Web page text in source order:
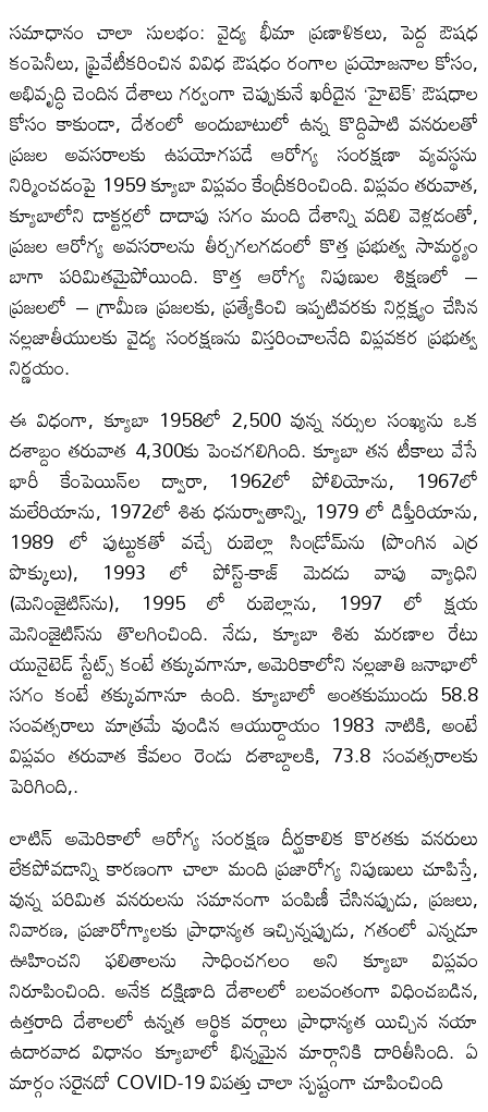
సమాధానం చాలా సులభం: వైద్య భీమా ప్రణాళికలు, పెద్ద ఔషధ
కంపెనీలు, ప్రైవేటీకరించిన వివిధ ఔషధం రంగాల ప్రయోజనాల కోసం,
అభివృద్ధి చెందిన దేశాలు గర్వంగా చెప్పుకునే ఖరీదైన ‘హైటెక్’ ఔషధాల
కోసం కాకుండా, దేశంలో అందుబాటులో ఉన్న కొద్దిపాటి వనరులతో
ప్రజల అవసరాలకు ఉపయోగపడే ఆరోగ్య సంరక్షణా వ్యవస్థను
నిర్మించడంపై 1959 క్యూబా విప్లవం కేంద్రీకరించింది. విప్లవం తరువాత,
క్యూబాలోని డాక్టర్లలో దాదాపు సగం మంది దేశాన్ని వదిలి వెళ్లడంతో,
ప్రజల ఆరోగ్య అవసరాలను తీర్చగలగడంలో కొత్త ప్రభుత్వ సామర్థ్యం
బాగా పరిమితమైపోయింది. కొత్త ఆరోగ్య నిపుణుల శిక్షణలో –
ప్రజలలో – గ్రామీణ ప్రజలకు, ప్రత్యేకించి ఇప్పటివరకు నిర్లక్ష్యం చేసిన
నల్లజాతీయులకు వైద్య సంరక్షణను విస్తరించాలనేది విప్లవకర ప్రభుత్వ
నిర్ణయం.
ఈ విధంగా, క్యూబా 1958లో 2,500 వున్న నర్సుల సంఖ్యను ఒక
దశాబ్దం తరువాత 4,300కు పెంచగలిగింది. క్యూబా తన టీకాలు వేసే
భారీ కేంపెయిన్‌ల ద్వారా, 1962లో పోలియోను, 1967లో
మలేరియాను, 1972లో శిశు ధనుర్వాతాన్ని, 1979 లో డిఫ్తీరియాను,
1989 లో పుట్టుకతో వచ్చే రుబెల్లా సిండ్రోమ్‌ను (పొంగిన ఎర్ర
పొక్కులు), 1993 లో పోస్ట్-కాజ్ మెదడు వాపు వ్యాధిని
(మెనింజైటిస్‌ను), 1995 లో రుబెల్లాను, 1997 లో క్షయ
మెనింజైటిస్‌ను తొలగించింది. నేడు, క్యూబా శిశు మరణాల రేటు
యునైటెడ్ స్టేట్స్ కంటే తక్కువగానూ, అమెరికాలోని నల్లజాతి జనాభాలో
సగం కంటే తక్కువగానూ ఉంది. క్యూబాలో అంతకుముందు 58.8
సంవత్సరాలు మాత్రమే వుండిన ఆయుర్దాయం 1983 నాటికి, అంటే
విప్లవం తరువాత కేవలం రెండు దశాబ్దాలకి, 73.8 సంవత్సరాలకు
పెరిగింది,.
లాటిన్ అమెరికాలో ఆరోగ్య సంరక్షణ దీర్ఘకాలిక కొరతకు వనరులు
లేకపోవడాన్ని కారణంగా చాలా మంది ప్రజారోగ్య నిపుణులు చూపిస్తే,
వున్న పరిమిత వనరులను సమానంగా పంపిణీ చేసినప్పుడు, ప్రజలు,
నివారణ, ప్రజారోగ్యాలకు ప్రాధాన్యత ఇచ్చిన్నప్పుడు, గతంలో ఎన్నడూ
ఊహించని ఫలితాలను సాధించగలం అని క్యూబా విప్లవం
నిరూపించింది. అనేక దక్షిణాది దేశాలలో బలవంతంగా విధించబడిన,
ఉత్తరాది దేశాలలో ఉన్నత ఆర్థిక వర్గాలు ప్రాధాన్యత యిచ్చిన నయా
ఉదారవాద విధానం క్యూబాలో భిన్నమైన మార్గానికి దారితీసింది. ఏ
మార్గం సరైనదో COVID-19 విపత్తు చాలా స్పష్టంగా చూపించింది